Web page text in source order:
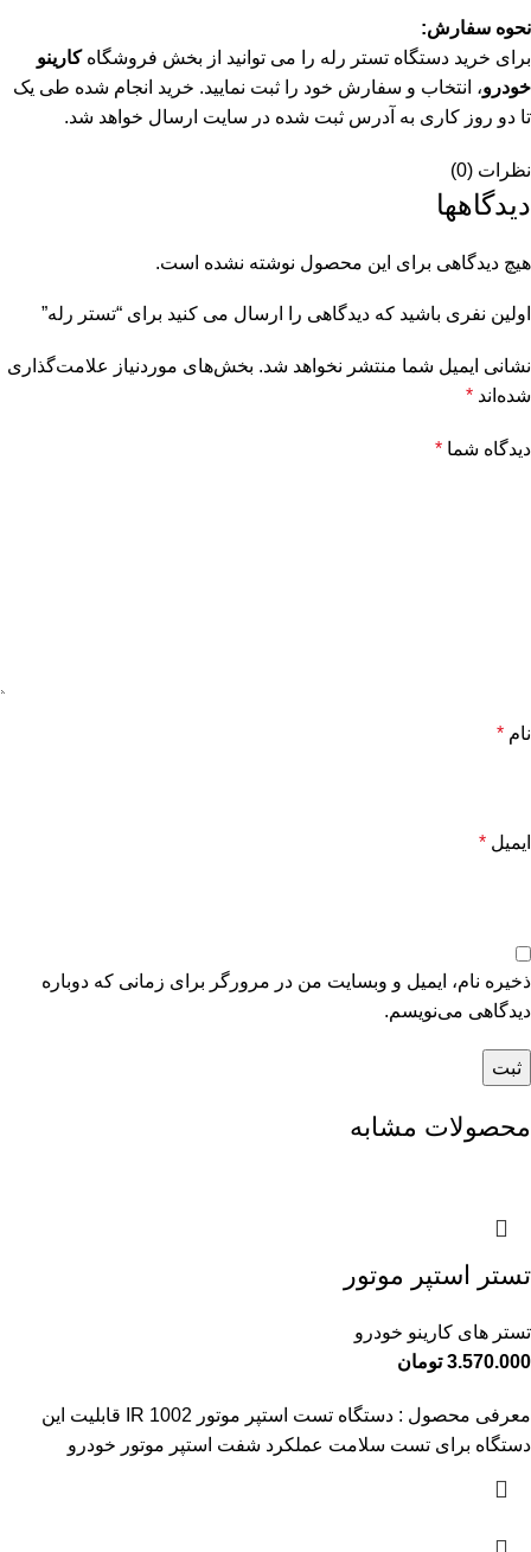
نحوه سفارش:
برای خرید دستگاه تستر رله را می توانید از بخش فروشگاهکارینو
خودرو، انتخاب و سفارش خود را ثبت نمایید. خرید انجام شده طی یک
تا دو روز کاری به آدرس ثبت شده در سایت ارسال خواهد شد.
نظرات (0)
دیدگاهها
هیچ دیدگاهی برای این محصول نوشته نشده است.
اولین نفری باشید که دیدگاهی را ارسال می کنید برای “تستر رله”
نشانی ایمیل شما منتشر نخواهد شد. بخش‌های موردنیاز علامت‌گذاری
شده‌اند *
دیدگاه شما *
نام *
ایمیل *
ذخیره نام، ایمیل و وبسایت من در مرورگر برای زمانی که دوباره
دیدگاهی می‌نویسم.
محصولات مشابه
تستر استپر موتور
تستر های کارینو خودرو
3.570.000 تومان
معرفی محصول : دستگاه تست استپر موتور IR 1002 قابلیت این
دستگاه برای تست سلامت عملکرد شفت استپر موتور خودرو